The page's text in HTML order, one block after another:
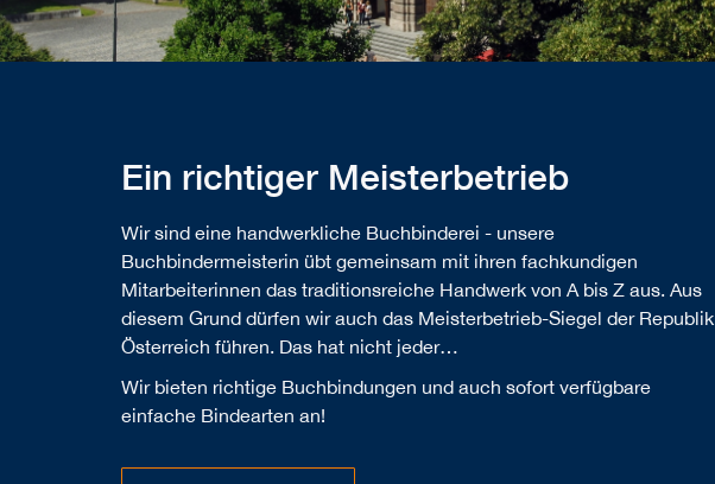
Ein richtiger Meisterbetrieb
Wir sind eine handwerkliche Buchbinderei - unsere
Buchbindermeisterin übt gemeinsam mit ihren fachkundigen
Mitarbeiterinnen das traditionsreiche Handwerk von A bis Z aus. Aus
diesem Grund dürfen wir auch das Meisterbetrieb-Siegel der Republik
Österreich führen. Das hat nicht jeder…
Wir bieten richtige Buchbindungen und auch sofort verfügbare
einfache Bindearten an!